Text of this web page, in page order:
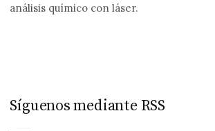
análisis químico con láser.
Síguenos mediante RSS